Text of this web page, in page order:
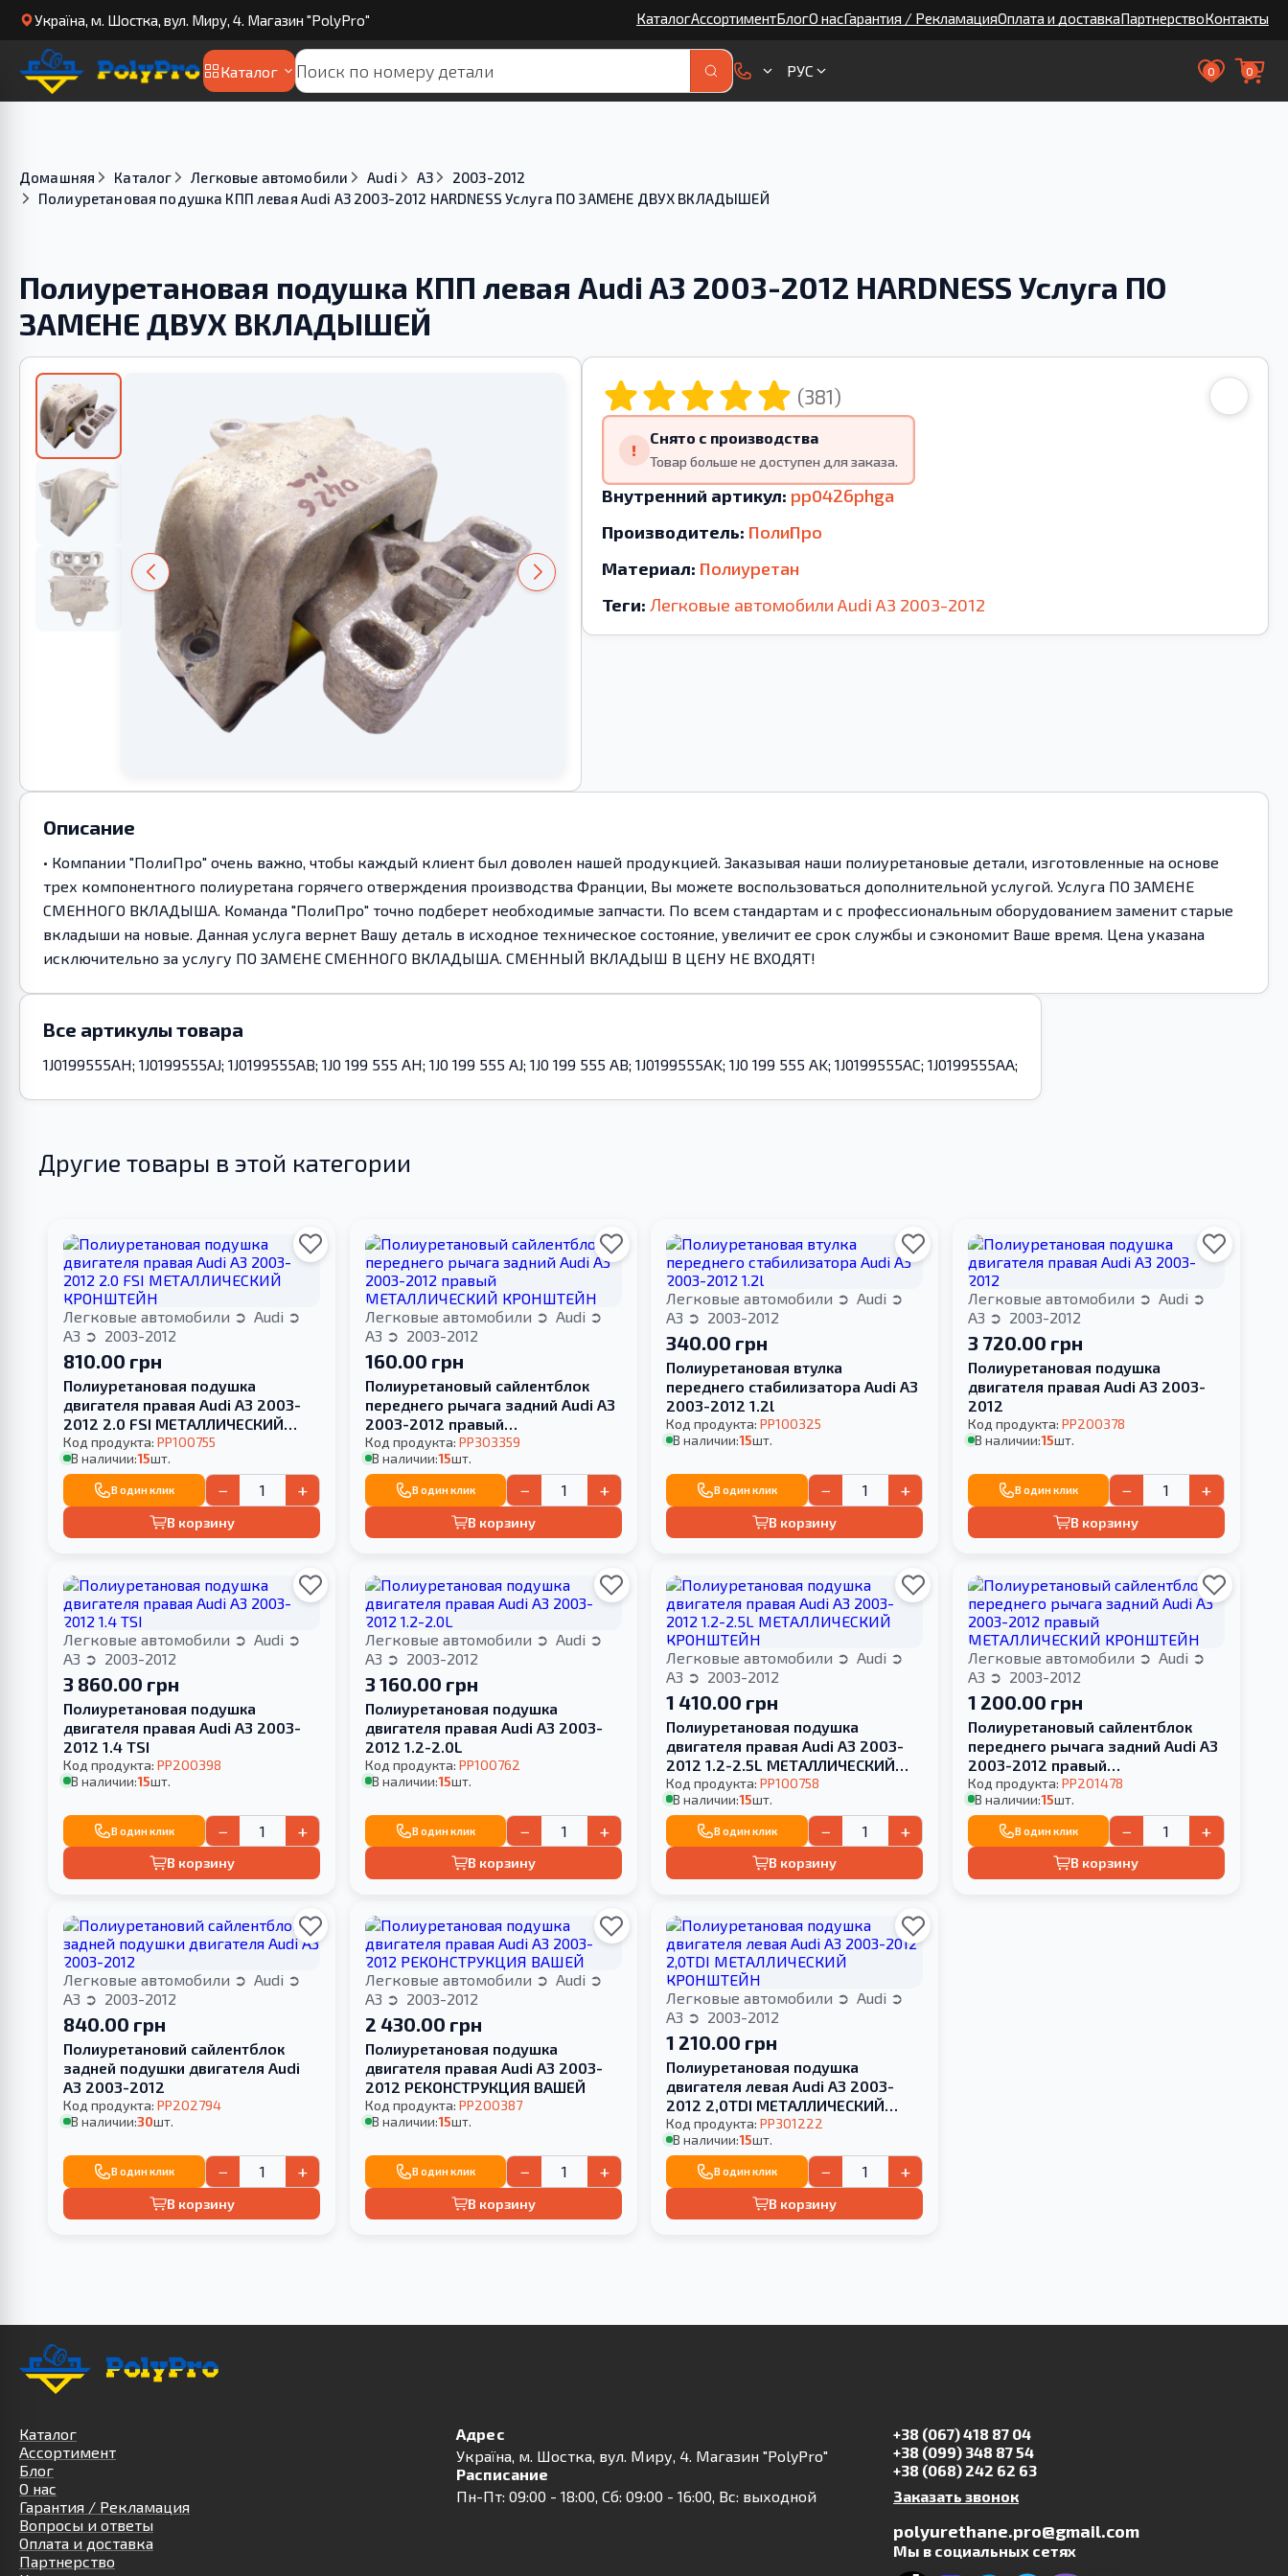
Українa, м. Шостка, вул. Миру, 4. Магазин "PolyPro" КаталогАссортиментБлогО насГарантия / РекламацияОплата и доставкаПартнерствоКонтакты
Каталог РУС 0 0
Домашняя Каталог Легковые автомобили Audi A3
2003-2012
Полиуретановая подушка КПП левая Audi A3 2003-2012 HARDNESS Услуга ПО ЗАМЕНЕ ДВУХ ВКЛАДЫШЕЙ
Полиуретановая подушка КПП левая Audi A3 2003-2012 HARDNESS Услуга ПО
ЗАМЕНЕ ДВУХ ВКЛАДЫШЕЙ
(381)
!
Снято с производства
Товар больше не доступен для заказа.
Внутренний артикул: pp0426phga
Производитель: ПолиПро
Материал: Полиуретан
Теги: Легковые автомобили Audi A3 2003-2012
Описание
• Компании "ПолиПро" очень важно, чтобы каждый клиент был доволен нашей продукцией. Заказывая наши полиуретановые детали, изготовленные на основе
трех компонентного полиуретана горячего отверждения производства Франции, Вы можете воспользоваться дополнительной услугой. Услуга ПО ЗАМЕНЕ
СМЕННОГО ВКЛАДЫША. Команда "ПолиПро" точно подберет необходимые запчасти. По всем стандартам и с профессиональным оборудованием заменит старые
вкладыши на новые. Данная услуга вернет Вашу деталь в исходное техническое состояние, увеличит ее срок службы и сэкономит Ваше время. Цена указана
исключительно за услугу ПО ЗАМЕНЕ СМЕННОГО ВКЛАДЫША. СМЕННЫЙ ВКЛАДЫШ В ЦЕНУ НЕ ВХОДЯТ!
Все артикулы товара
1J0199555AH; 1J0199555AJ; 1J0199555AB; 1J0 199 555 AH; 1J0 199 555 AJ; 1J0 199 555 AB; 1J0199555AK; 1J0 199 555 AK; 1J0199555AC; 1J0199555AA;
Другие товары в этой категории
Легковые автомобили
Audi
A3
2003-2012
810.00 грн
Полиуретановая подушка
двигателя правая Audi A3 2003-
2012 2.0 FSI МЕТАЛЛИЧЕСКИЙ
КРОНШТЕЙН
Код продукта:PP100755
В наличии:15шт.
В один клик − +
В корзину
Легковые автомобили
Audi
A3
2003-2012
160.00 грн
Полиуретановый сайлентблок
переднего рычага задний Audi A3
2003-2012 правый
МЕТАЛЛИЧЕСКИЙ КРОНШТЕЙН
Код продукта: PP303359
В наличии:15шт.
В один клик − +
В корзину
Легковые автомобили
Audi
A3
2003-2012
340.00 грн
Полиуретановая втулка
переднего стабилизатора Audi A3
2003-2012 1.2l
Код продукта:PP100325
В наличии:15шт.
В один клик − +
В корзину
Легковые автомобили
Audi
A3
2003-2012
3 720.00 грн
Полиуретановая подушка
двигателя правая Audi A3 2003-
2012
Код продукта: PP200378
В наличии:15шт.
В один клик − +
В корзину
Легковые автомобили
Audi
A3
2003-2012
3 860.00 грн
Полиуретановая подушка
двигателя правая Audi A3 2003-
2012 1.4 TSI
Код продукта:PP200398
В наличии:15шт.
В один клик − +
В корзину
Легковые автомобили
Audi
A3
2003-2012
3 160.00 грн
Полиуретановая подушка
двигателя правая Audi A3 2003-
2012 1.2-2.0L
Код продукта: PP100762
В наличии:15шт.
В один клик − +
В корзину
Легковые автомобили
Audi
A3
2003-2012
1 410.00 грн
Полиуретановая подушка
двигателя правая Audi A3 2003-
2012 1.2-2.5L МЕТАЛЛИЧЕСКИЙ
КРОНШТЕЙН
Код продукта:PP100758
В наличии:15шт.
В один клик − +
В корзину
Легковые автомобили
Audi
A3
2003-2012
1 200.00 грн
Полиуретановый сайлентблок
переднего рычага задний Audi A3
2003-2012 правый
МЕТАЛЛИЧЕСКИЙ КРОНШТЕЙН
Код продукта: PP201478
В наличии:15шт.
В один клик − +
В корзину
Легковые автомобили
Audi
A3
2003-2012
840.00 грн
Полиуретановий сайлентблок
задней подушки двигателя Audi
A3 2003-2012
Код продукта:PP202794
В наличии:30шт.
В один клик − +
В корзину
Легковые автомобили
Audi
A3
2003-2012
2 430.00 грн
Полиуретановая подушка
двигателя правая Audi A3 2003-
2012 РЕКОНСТРУКЦИЯ ВАШЕЙ
Код продукта: PP200387
В наличии:15шт.
В один клик − +
В корзину
Легковые автомобили
Audi
A3
2003-2012
1 210.00 грн
Полиуретановая подушка
двигателя левая Audi A3 2003-
2012 2,0TDI МЕТАЛЛИЧЕСКИЙ
КРОНШТЕЙН
Код продукта:PP301222
В наличии:15шт.
В один клик − +
В корзину
Каталог
Ассортимент
Блог
О нас
Гарантия / Рекламация
Вопросы и ответы
Оплата и доставка
Партнерство
Адрес
Українa, м. Шостка, вул. Миру, 4. Магазин "PolyPro"
Расписание
Пн-Пт: 09:00 - 18:00, Сб: 09:00 - 16:00, Вс: выходной
+38 (067) 418 87 04
+38 (099) 348 87 54
+38 (068) 242 62 63
Заказать звонок
polyurethane.pro@gmail.com
Мы в социальных сетях